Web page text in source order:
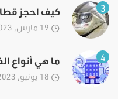
3 كيف احجز
4 ما هي أنواع